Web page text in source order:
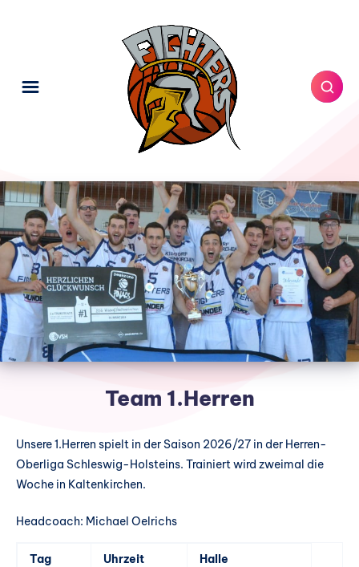
Team 1.Herren
Unsere 1.Herren spielt in der Saison 2026/27 in der Herren-
Oberliga Schleswig-Holsteins. Trainiert wird zweimal die
Woche in Kaltenkirchen.
Headcoach: Michael Oelrichs
Tag Uhrzeit Halle